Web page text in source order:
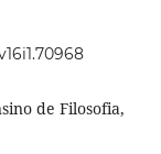
de Filosofia,